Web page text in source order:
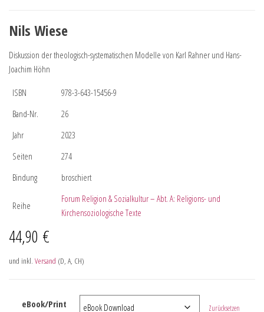
Nils Wiese
Diskussion der theologisch-systematischen Modelle von Karl Rahner und Hans-
Joachim Höhn
ISBN
978-3-643-15456-9
Band-Nr.
26
Jahr
2023
Seiten
274
Bindung
broschiert
Reihe
Forum Religion & Sozialkultur – Abt. A: Religions- und
Kirchensoziologische Texte
44,90 €
und inkl. Versand (D, A, CH)
eBook/Print Zurücksetzen